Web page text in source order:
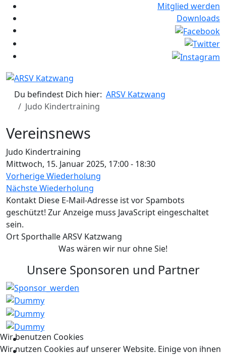
Mitglied werden
Downloads
Du befindest Dich hier: ARSV Katzwang
Judo Kindertraining
Vereinsnews
Judo Kindertraining
Mittwoch, 15. Januar 2025, 17:00 - 18:30
Vorherige Wiederholung
Nächste Wiederholung
Kontakt Diese E-Mail-Adresse ist vor Spambots
geschützt! Zur Anzeige muss JavaScript eingeschaltet
sein.
OrtSporthalle ARSV Katzwang
Was wären wir nur ohne Sie!
Unsere Sponsoren und Partner
Wir benutzen Cookies
Wir nutzen Cookies auf unserer Website. Einige von ihnen